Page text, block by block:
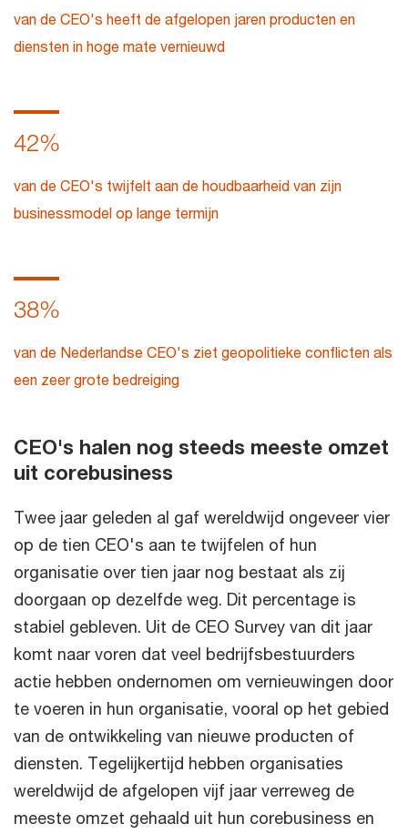
van de CEO's heeft de afgelopen jaren producten en
diensten in hoge mate vernieuwd
42%
van de CEO's twijfelt aan de houdbaarheid van zijn
businessmodel op lange termijn
38%
van de Nederlandse CEO's ziet geopolitieke conflicten als
een zeer grote bedreiging
CEO's halen nog steeds meeste omzet
uit corebusiness
Twee jaar geleden al gaf wereldwijd ongeveer vier
op de tien CEO's aan te twijfelen of hun
organisatie over tien jaar nog bestaat als zij
doorgaan op dezelfde weg. Dit percentage is
stabiel gebleven. Uit de CEO Survey van dit jaar
komt naar voren dat veel bedrijfsbestuurders
actie hebben ondernomen om vernieuwingen door
te voeren in hun organisatie, vooral op het gebied
van de ontwikkeling van nieuwe producten of
diensten. Tegelijkertijd hebben organisaties
wereldwijd de afgelopen vijf jaar verreweg de
meeste omzet gehaald uit hun corebusiness en